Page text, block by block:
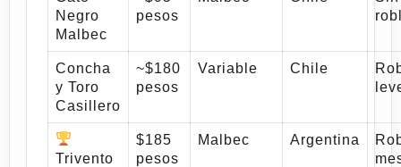
Negro
Malbec
pesos
Concha
y Toro
Casillero
~$180
pesos
Variable Chile
Trivento
$185
pesos
Malbec Argentina